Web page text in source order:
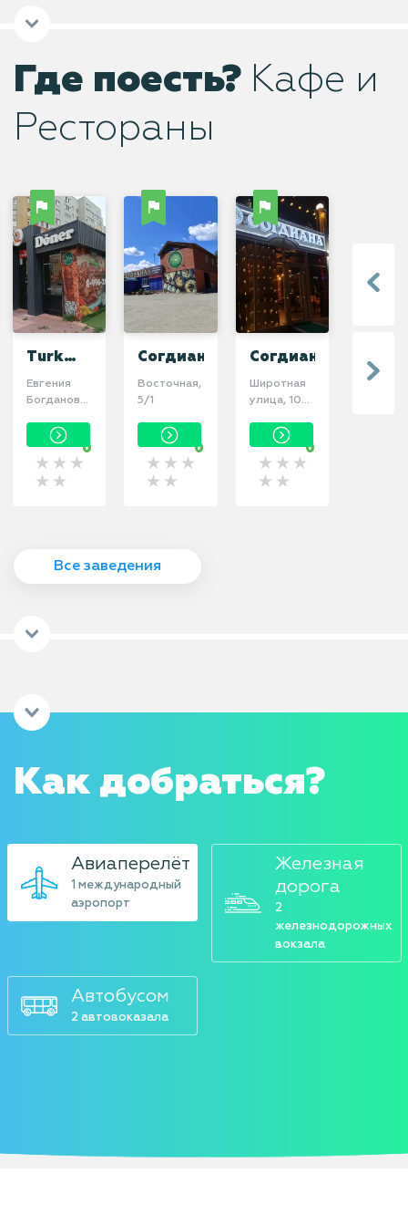
Где поесть? Кафе и
Рестораны
Turk
Doner
Евгения
Богдановича,
0
Согдиана
​Восточная,
5/1
0
Согдиана
​Широтная
улица, 100
0
Все заведения
Как добраться?
Авиаперелёт
1 международный
аэропорт
Железная
дорога
2
железнодорожных
вокзала
Автобусом
2 автовоказала